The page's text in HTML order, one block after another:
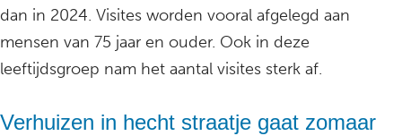
dan in 2024. Visites worden vooral afgelegd aan
mensen van 75 jaar en ouder. Ook in deze
leeftijdsgroep nam het aantal visites sterk af.
Verhuizen in hecht straatje gaat zomaar